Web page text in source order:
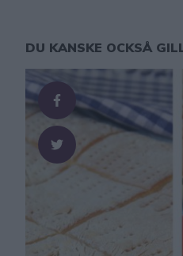
DU KANSKE OCKSÅ